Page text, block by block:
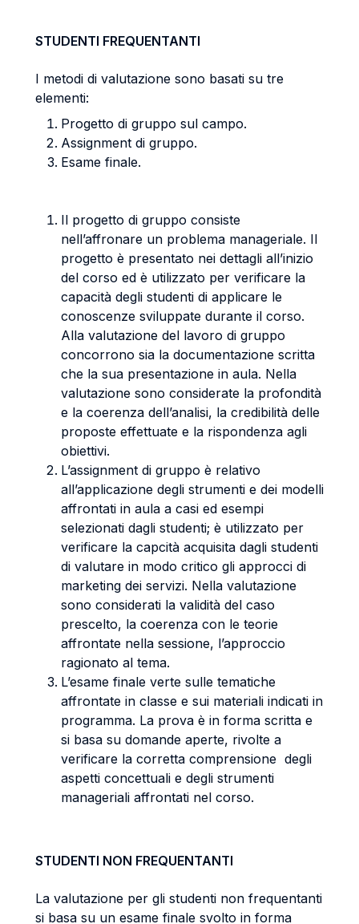
STUDENTI FREQUENTANTI
I metodi di valutazione sono basati su tre
elementi:
Progetto di gruppo sul campo.
Assignment di gruppo.
Esame finale.
Il progetto di gruppo consiste
nell’affronare un problema manageriale. Il
progetto è presentato nei dettagli all’inizio
del corso ed è utilizzato per verificare la
capacità degli studenti di applicare le
conoscenze sviluppate durante il corso.
Alla valutazione del lavoro di gruppo
concorrono sia la documentazione scritta
che la sua presentazione in aula. Nella
valutazione sono considerate la profondità
e la coerenza dell’analisi, la credibilità delle
proposte effettuate e la rispondenza agli
obiettivi.
L’assignment di gruppo è relativo
all’applicazione degli strumenti e dei modelli
affrontati in aula a casi ed esempi
selezionati dagli studenti; è utilizzato per
verificare la capcità acquisita dagli studenti
di valutare in modo critico gli approcci di
marketing dei servizi. Nella valutazione
sono considerati la validità del caso
prescelto, la coerenza con le teorie
affrontate nella sessione, l’approccio
ragionato al tema.
L’esame finale verte sulle tematiche
affrontate in classe e sui materiali indicati in
programma. La prova è in forma scritta e
si basa su domande aperte, rivolte a
verificare la corretta comprensione degli
aspetti concettuali e degli strumenti
manageriali affrontati nel corso.
STUDENTI NON FREQUENTANTI
La valutazione per gli studenti non frequentanti
si basa su un esame finale svolto in forma